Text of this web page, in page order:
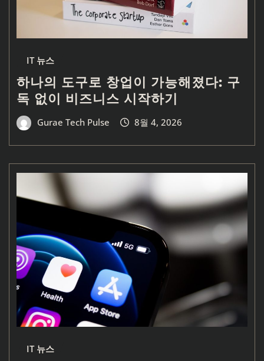
IT 뉴스
하나의 도구로 창업이 가능해졌다: 구
독 없이 비즈니스 시작하기
Gurae Tech Pulse 8월 4, 2026
IT 뉴스